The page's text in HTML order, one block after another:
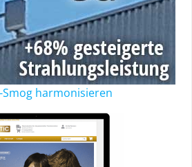
Smog harmonisieren